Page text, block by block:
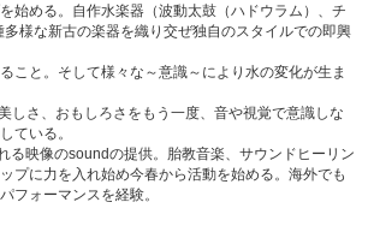
始める。自作水楽器（波動太鼓（ハドウラム）、チ
多様な新古の楽器を織り交ぜ独自のスタイルでの即興
こと。そして様々な～意識～ により水の変化が生ま
しさ、おもしろさをもう一度、 音や視覚で意識しな
ている。
る映像のsoundの提供。 胎教音楽、 サウンドヒーリン
プに力を入れ始め今春から活動を始める。海外でも
パフォーマンスを経験。